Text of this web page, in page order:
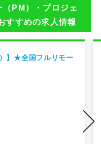
（PM）・プロジェ
すすめの求人情報
】★全国フルリモー